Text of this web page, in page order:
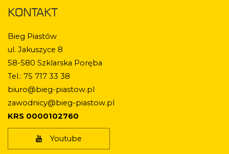
KONTAKT
Bieg Piastów
ul. Jakuszyce 8
58-580 Szklarska Poręba
Tel.: 75 717 33 38
biuro@bieg-piastow.pl
zawodnicy@bieg-piastow.pl
KRS 0000102760
Youtube